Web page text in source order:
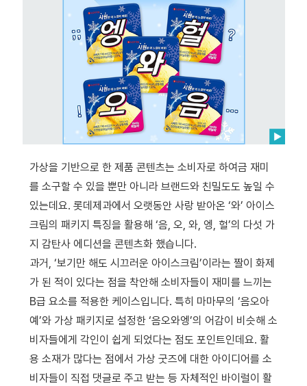
가상을 기반으로 한 제품 콘텐츠는 소비자로 하여금 재미
를 소구할 수 있을 뿐만 아니라 브랜드와 친밀도도 높일 수
있는데요. 롯데제과에서 오랫동안 사랑 받아온 ‘와’ 아이스
크림의 패키지 특징을 활용해 ‘음, 오, 와, 엥, 헐’의 다섯 가
지 감탄사 에디션을 콘텐츠화 했습니다.
과거, ‘보기만 해도 시끄러운 아이스크림’이라는 짤이 화제
가 된 적이 있다는 점을 착안해 소비자들이 재미를 느끼는
B급 요소를 적용한 케이스입니다. 특히 마마무의 ‘음오아
예’와 가상 패키지로 설정한 ‘음오와엥’의 어감이 비슷해 소
비자들에게 각인이 쉽게 되었다는 점도 포인트인데요. 활
용 소재가 많다는 점에서 가상 굿즈에 대한 아이디어를 소
비자들이 직접 댓글로 주고 받는 등 자체적인 바이럴이 활